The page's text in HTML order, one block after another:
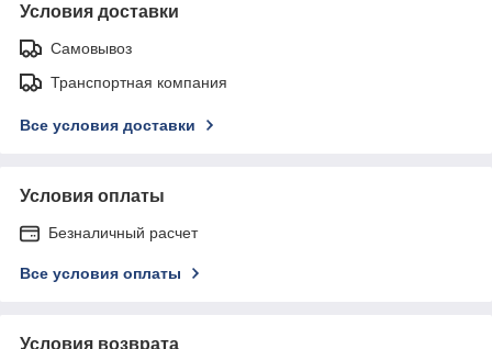
Условия доставки
Самовывоз
Транспортная компания
Все условия доставки
Условия оплаты
Безналичный расчет
Все условия оплаты
Условия возврата